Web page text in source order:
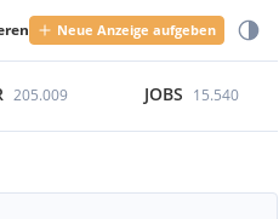
Neue Anzeige aufgeben
205.009 JOBS 15.540